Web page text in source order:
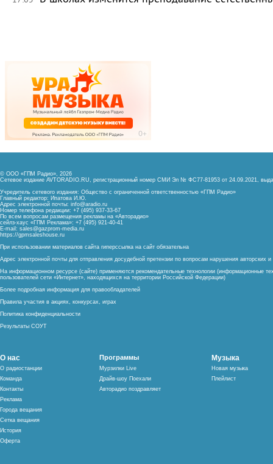
© ООО «ГПМ Радио», 2026
Сетевое издание AVTORADIO.RU, регистрационный номер СМИ Эл № ФС77-81953 от 24.09.2021,
Учредитель сетевого издания: Общество с ограниченной ответственностью «ГПМ Радио»
Главный редактор: Ипатова И.Ю.
Адрес электронной почты: info@aradio.ru
Номер телефона редакции: +7 (495) 937-33-67
По всем вопросам размещения рекламы на «Авторадио»
сейлз-хаус «ГПМ Реклама»: +7 (495) 921-40-41
E-mail: sales@gazprom-media.ru
https://gpmsaleshouse.ru
При использовании материалов сайта гиперссылка на сайт обязательна
Адрес электронной почты для отправления досудебной претензии по вопросам нарушения авторских
На информационном ресурсе (сайте) применяются рекомендательные технологии (информационные
пользователей сети «Интернет», находящихся на территории Российской Федерации)
Более подробная информация для правообладателей
Правила участия в акциях, конкурсах, играх
Политика конфиденциальности
Результаты СОУТ
О нас
О радиостанции
Команда
Контакты
Реклама
Города вещания
Сетка вещания
История
Оферта
Программы
Мурзилки Live
Драйв-шоу Поехали
Авторадио поздравляет
Музыка
Новая музыка
Плейлист